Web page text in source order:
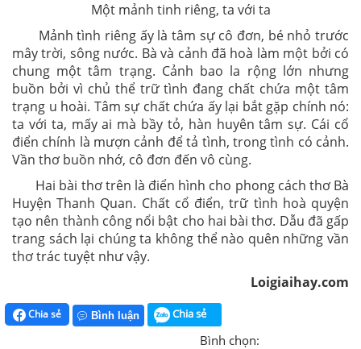
Một mảnh tinh riêng, ta với ta
Mảnh tình riêng ấy là tâm sự cô đơn, bé nhỏ trước
mây trời, sông nước. Bà và cảnh đã hoà làm một bởi có
chung một tâm trạng. Cảnh bao la rộng lớn nhưng
buồn bởi vì chủ thể trữ tình đang chất chứa một tâm
trạng u hoài. Tâm sự chất chứa ấy lại bắt gặp chính nó:
ta với ta, mấy ai mà bầy tỏ, hàn huyên tâm sự. Cái cổ
điển chính là mượn cảnh để tả tình, trong tình có cảnh.
Vần thơ buồn nhớ, cô đơn đến vô cùng.
Hai bài thơ trên là điển hình cho phong cách thơ Bà
Huyện Thanh Quan. Chất cổ điển, trữ tình hoà quyện
tạo nên thành công nổi bật cho hai bài thơ. Dẫu đã gấp
trang sách lại chúng ta không thể nào quên những vần
thơ trác tuyệt như vậy.
Loigiaihay.com
Chia sẻ Bình luận Chia sẻ
Bình chọn: